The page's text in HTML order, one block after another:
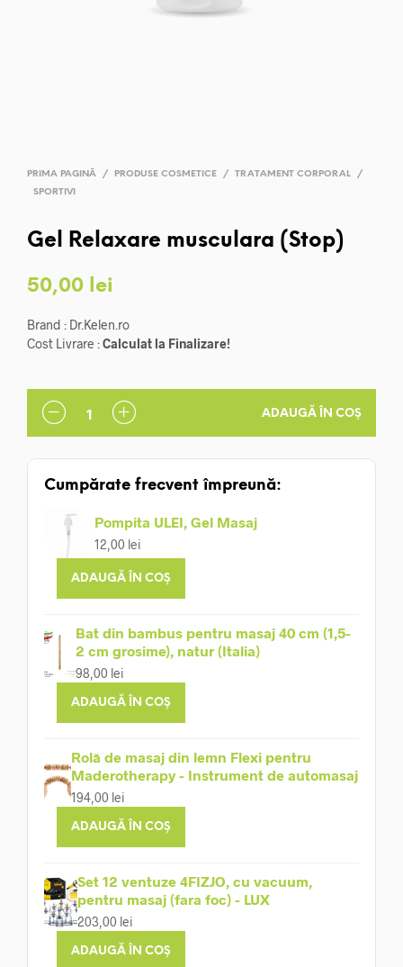
PRIMA PAGINĂ / PRODUSE COSMETICE / TRATAMENT CORPORAL
/
SPORTIVI
Gel Relaxare musculara (Stop)
50,00 lei
Brand : Dr.Kelen.ro
Cost Livrare :Calculat la Finalizare!
ADAUGĂ ÎN COȘ
Cumpărate frecvent împreună:
Pompita ULEI, Gel Masaj
12,00 lei
ADAUGĂ ÎN COȘ
Bat din bambus pentru masaj 40 cm (1,5-
2 cm grosime), natur (Italia)
98,00 lei
ADAUGĂ ÎN COȘ
Rolă de masaj din lemn Flexi pentru
Maderotherapy - Instrument de automasaj
194,00 lei
ADAUGĂ ÎN COȘ
Set 12 ventuze 4FIZJO, cu vacuum,
pentru masaj (fara foc) - LUX
203,00 lei
ADAUGĂ ÎN COȘ